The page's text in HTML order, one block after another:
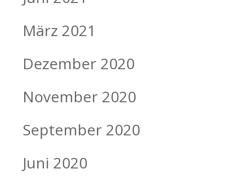
März 2021
Dezember 2020
November 2020
September 2020
Juni 2020